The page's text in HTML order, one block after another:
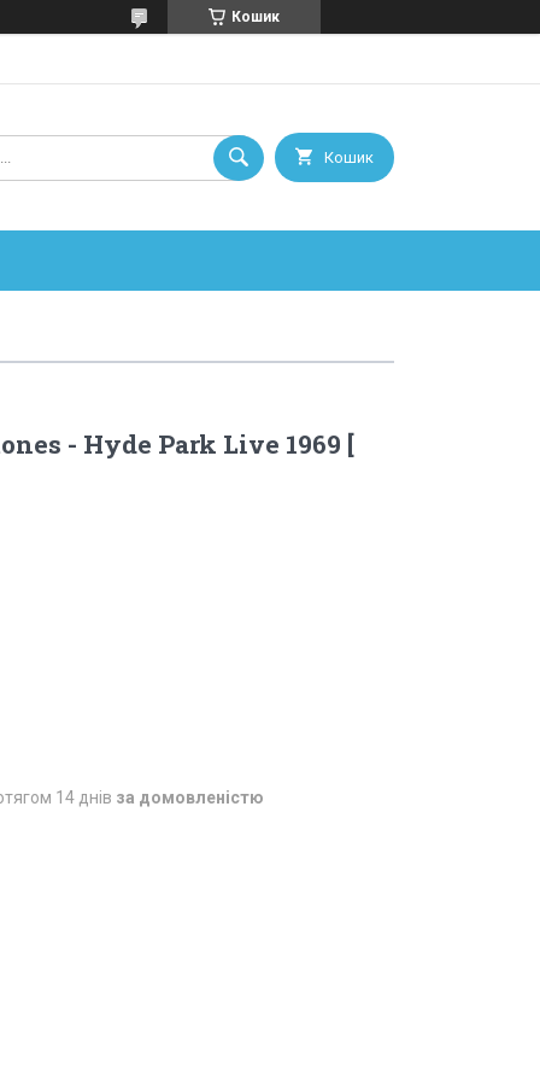
Кошик
Кошик
- Hyde Park Live 1969 [
14 днів за домовленістю